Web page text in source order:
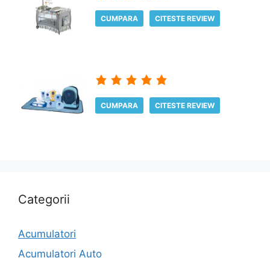
CUMPARA CITESTE REVIEW
CUMPARA CITESTE REVIEW
Categorii
Acumulatori
Acumulatori Auto